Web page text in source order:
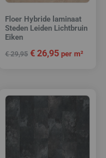
Floer Hybride laminaat
Steden Leiden Lichtbruin
Eiken
€29,95 €26,95 per m²